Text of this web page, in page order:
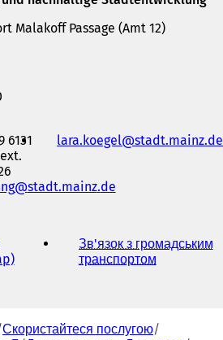
Malakoff Passage (Amt 12)
6131
lara.koegel stadt.mainz de
stadt.mainz de
(
р
Зв'язок з громадським
транспортом
к
р
Скористайтеся послугою